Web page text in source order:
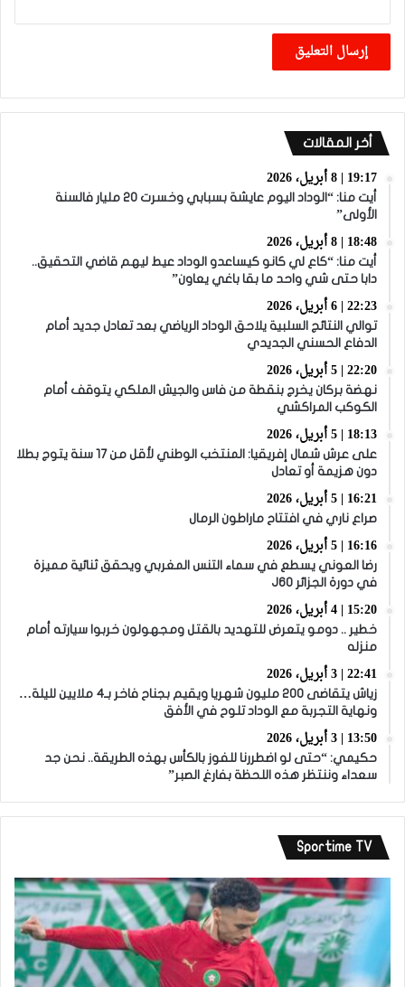
أخر المقالات
19:17 | 8 أبريل، 2026
أيت منا: “الوداد اليوم عايشة بسبابي وخسرت 20 مليار فالسنة
الأولى”
18:48 | 8 أبريل، 2026
أيت منا: “كاع لي كانو كيساعدو الوداد عيط ليهم قاضي التحقيق..
دابا حتى شي واحد ما بقا باغي يعاون”
22:23 | 6 أبريل، 2026
توالي النتائج السلبية يلاحق الوداد الرياضي بعد تعادل جديد أمام
الدفاع الحسني الجديدي
22:20 | 5 أبريل، 2026
نهضة بركان يخرج بنقطة من فاس والجيش الملكي يتوقف أمام
الكوكب المراكشي
18:13 | 5 أبريل، 2026
على عرش شمال إفريقيا: المنتخب الوطني لأقل من 17 سنة يتوج بطلا
دون هزيمة أو تعادل
16:21 | 5 أبريل، 2026
صراع ناري في افتتاح ماراطون الرمال
16:16 | 5 أبريل، 2026
رضا العوني يسطع في سماء التنس المغربي ويحقق ثنائية مميزة
في دورة الجزائر J60
15:20 | 4 أبريل، 2026
خطير .. دومو يتعرض للتهديد بالقتل ومجهولون خربوا سيارته أمام
منزله
22:41 | 3 أبريل، 2026
زياش يتقاضى 200 مليون شهريا ويقيم بجناح فاخر بـ4 ملايين لليلة…
ونهاية التجربة مع الوداد تلوح في الأفق
13:50 | 3 أبريل، 2026
حكيمي: “حتى لو اضطررنا للفوز بالكأس بهذه الطريقة.. نحن جد
سعداء وننتظر هذه اللحظة بفارغ الصبر”
Sportime TV